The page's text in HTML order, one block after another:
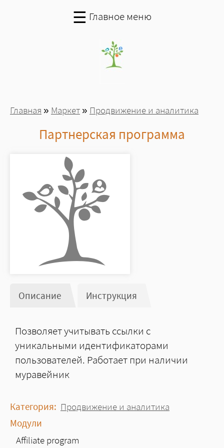
☰ Главное меню
Вы здесь
Главная » Маркет» Продвижение и аналитика
Партнерская программа
Описание (активная вкладка)
Инструкция
Позволяет учитывать ссылки с
уникальными идентификаторами
пользователей. Работает при наличии
муравейник
Категория: Продвижение и аналитика
Модули
Affiliate program